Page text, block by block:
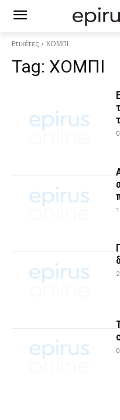
Ετικέτες ΧΟΜΠΙ
Tag: ΧΟΜΠΙ